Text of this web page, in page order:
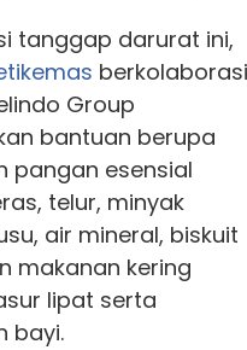
tanggap darurat ini,
berkolaborasi
Group
bantuan berupa
pangan esensial
telur, minyak
air mineral, biskuit
makanan kering
lipat serta
bayi.